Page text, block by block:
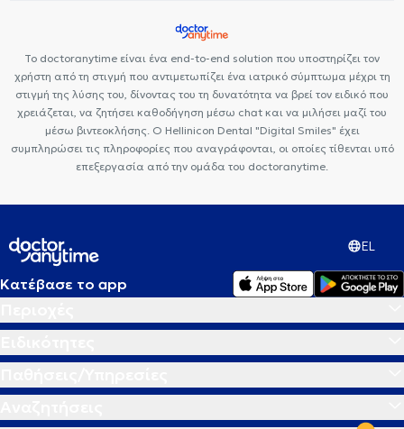
Το doctoranytime είναι ένα end-to-end solution που υποστηρίζει τον
χρήστη από τη στιγμή που αντιμετωπίζει ένα ιατρικό σύμπτωμα μέχρι τη
στιγμή της λύσης του, δίνοντας του τη δυνατότητα να βρεί τον ειδικό που
χρειάζεται, να ζητήσει καθοδήγηση μέσω chat και να μιλήσει μαζί του
μέσω βιντεοκλήσης. Ο Hellinicon Dental "Digital Smiles" έχει
συμπληρώσει τις πληροφορίες που αναγράφονται, οι οποίες τίθενται υπό
επεξεργασία από την ομάδα του doctoranytime.
EL
Κατέβασε το app